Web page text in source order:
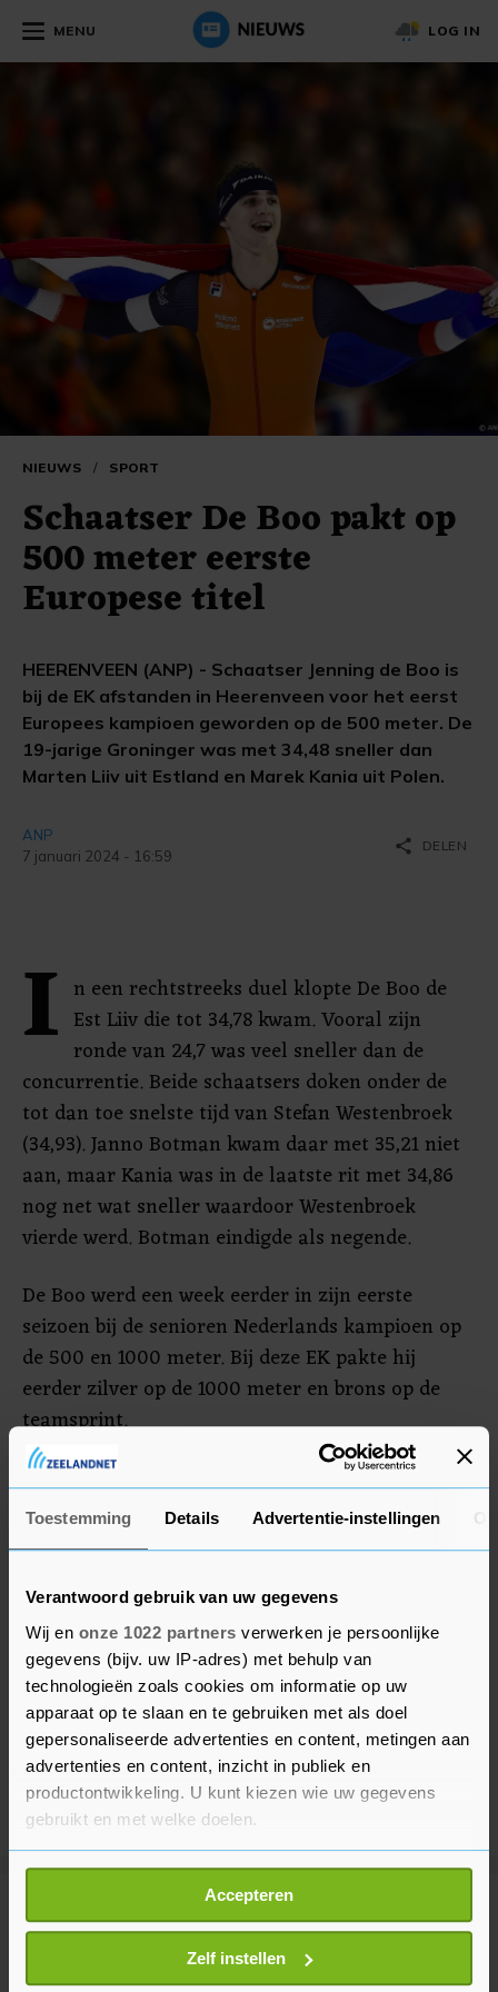
Toestemming Details Advertentie-instellingen
Verantwoord gebruik van uw gegevens
Wij en onze 1022 partners verwerken je persoonlijke
gegevens (bijv. uw IP-adres) met behulp van
technologieën zoals cookies om informatie op uw
apparaat op te slaan en te gebruiken met als doel
gepersonaliseerde advertenties en content, metingen aan
advertenties en content, inzicht in publiek en
productontwikkeling. U kunt kiezen wie uw gegevens
gebruikt en met welke doelen.
Als u het toestaat, willen we ook graag:
Informatie verzamelen over uw geografische
locatie, die tot een paar meter nauwkeurig kan zijn
Uw apparaat identificeren door het actief te
scannen op specifieke eigenschappen (fingerprinting)
Accepteren
Zelf instellen
MENU LOG IN
NIEUWS / SPORT
Schaatser De Boo pakt op
500 meter eerste
Europese titel
HEERENVEEN (ANP) - Schaatser Jenning de Boo is
bij de EK afstanden in Heerenveen voor het eerst
Europees kampioen geworden op de 500 meter. De
19-jarige Groninger was met 34,48 sneller dan
Marten Liiv uit Estland en Marek Kania uit Polen.
ANP
7 januari 2024 - 16:59
share DELEN
I n een rechtstreeks duel klopte De Boo de
Est Liiv die tot 34,78 kwam. Vooral zijn
ronde van 24,7 was veel sneller dan de
concurrentie. Beide schaatsers doken onder de
tot dan toe snelste tijd van Stefan Westenbroek
(34,93). Janno Botman kwam daar met 35,21 niet
aan, maar Kania was in de laatste rit met 34,86
nog net wat sneller waardoor Westenbroek
vierde werd. Botman eindigde als negende.
De Boo werd een week eerder in zijn eerste
seizoen bij de senioren Nederlands kampioen op
de 500 en 1000 meter. Bij deze EK pakte hij
eerder zilver op de 1000 meter en brons op de
teamsprint.
Meer uit Sport